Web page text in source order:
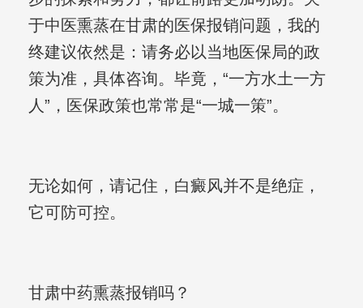
于中医熏蒸在甘肃的医保报销问题，我的
终建议依然是：请务必以当地医保局的政
策为准，具体咨询。毕竟，“一方水土一方
人”，医保政策也常常是“一城一策”。
无论如何，请记住，白癜风并不是绝症，
它可防可控。
甘肃中药熏蒸报销吗？